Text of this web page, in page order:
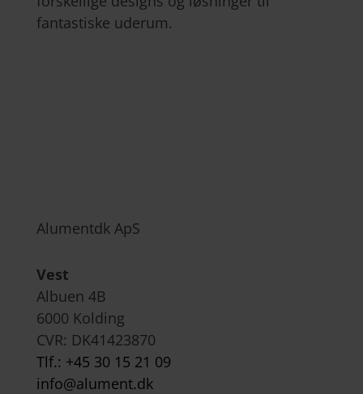
fantastiske uderum.
Alumentdk ApS
Vest
Albuen 4B
6000 Kolding
CVR: DK41423870
Tlf.: +45 30 15 21 09
info@alument.dk